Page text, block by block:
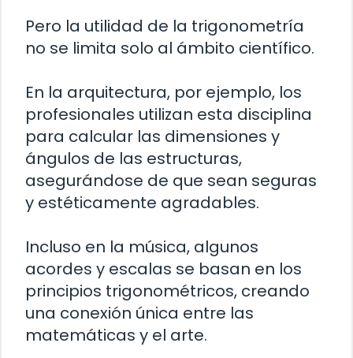
Pero la utilidad de la trigonometría
no se limita solo al ámbito científico.
En la arquitectura, por ejemplo, los
profesionales utilizan esta disciplina
para calcular las dimensiones y
ángulos de las estructuras,
asegurándose de que sean seguras
y estéticamente agradables.
Incluso en la música, algunos
acordes y escalas se basan en los
principios trigonométricos, creando
una conexión única entre las
matemáticas y el arte.